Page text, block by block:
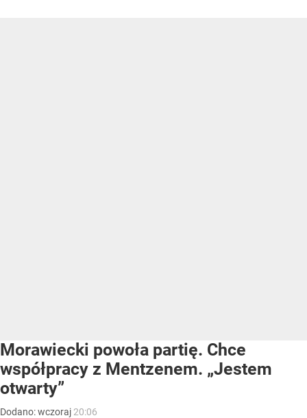
Morawiecki powoła partię. Chce
współpracy z Mentzenem. „Jestem
otwarty”
Dodano:wczoraj 20:06